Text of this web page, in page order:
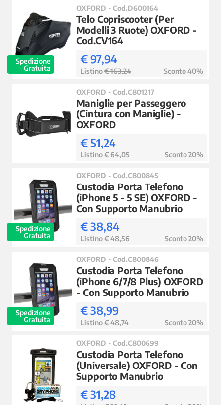
Spedizione
Gratuita
OXFORD - Cod.D600164
Telo Copriscooter (Per
Modelli 3 Ruote) OXFORD -
Cod.CV164
€ 97,94
Listino€ 163,24 Sconto 40%
OXFORD - Cod.C801217
Maniglie per Passeggero
(Cintura con Maniglie) -
OXFORD
€ 51,24
Listino€ 64,05 Sconto 20%
Spedizione
Gratuita
OXFORD - Cod.C800845
Custodia Porta Telefono
(iPhone 5 - 5 SE) OXFORD -
Con Supporto Manubrio
€ 38,84
Listino€ 48,56 Sconto 20%
Spedizione
Gratuita
OXFORD - Cod.C800846
Custodia Porta Telefono
(iPhone 6/7/8 Plus) OXFORD
- Con Supporto Manubrio
€ 38,99
Listino€ 48,74 Sconto 20%
OXFORD - Cod.C800699
Custodia Porta Telefono
(Universale) OXFORD - Con
Supporto Manubrio
€ 31,28